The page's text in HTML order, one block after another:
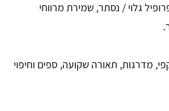
גלוי / נסתר, שמירת מרווחי
מדרגות, תאורה שקועה, ספים וחיפוי